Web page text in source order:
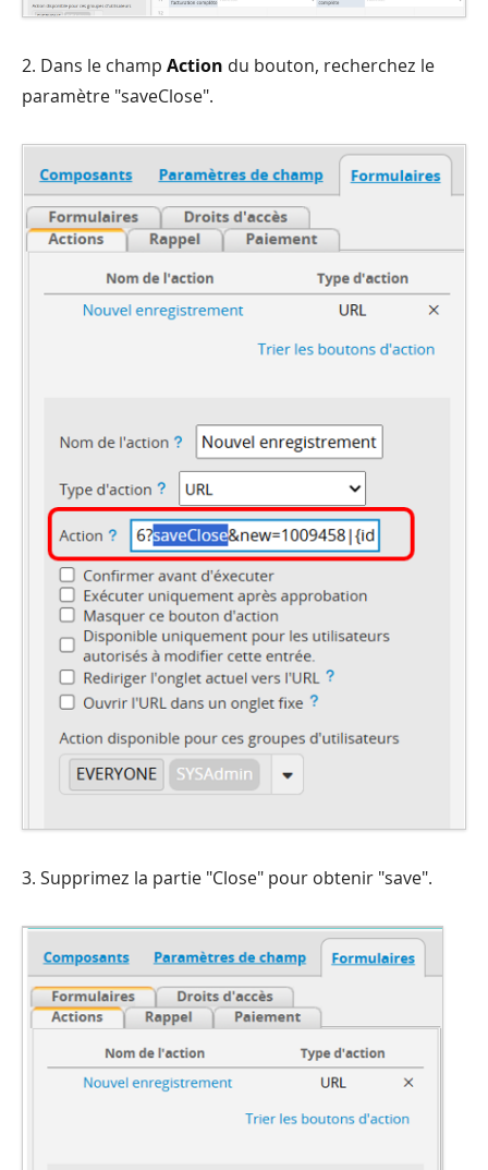
2. Dans le champ Action du bouton, recherchez le
paramètre "saveClose".
3. Supprimez la partie "Close" pour obtenir "save".